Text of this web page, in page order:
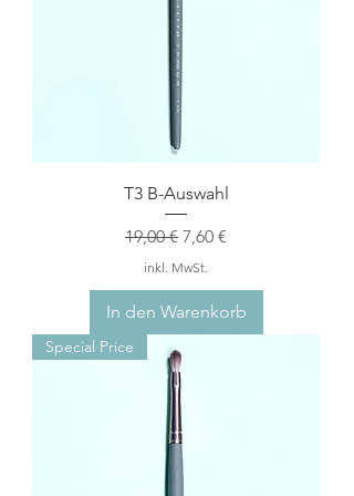
T3 B-Auswahl
Standardpreis
19,00 € Sale-Preis
7,60 €
inkl. MwSt.
In den Warenkorb
Special Price